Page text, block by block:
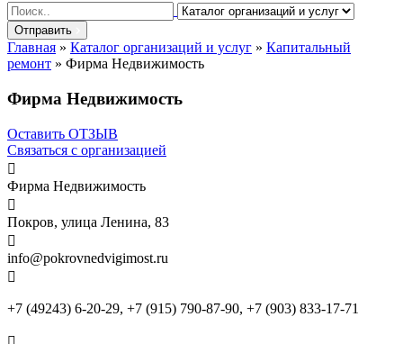
Search
for:
Отправить
Главная » Каталог организаций и услуг » Капитальный
ремонт » Фирма Недвижимость
Фирма Недвижимость
Оставить ОТЗЫВ
Связаться с организацией

Фирма Недвижимость

Покров, улица Ленина, 83

info@pokrovnedvigimost.ru

+7 (49243) 6-20-29, +7 (915) 790-87-90, +7 (903) 833-17-71